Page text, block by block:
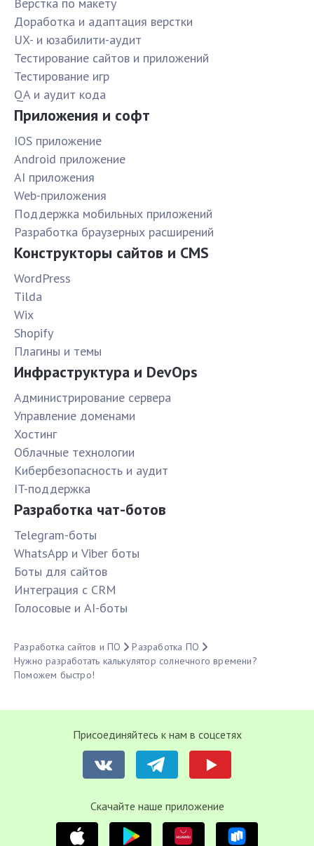
Верстка по макету
Доработка и адаптация верстки
UX- и юзабилити-аудит
Тестирование сайтов и приложений
Тестирование игр
QA и аудит кода
Приложения и софт
IOS приложение
Android приложение
AI приложения
Web-приложения
Поддержка мобильных приложений
Разработка браузерных расширений
Конструкторы сайтов и CMS
WordPress
Tilda
Wix
Shopify
Плагины и темы
Инфраструктура и DevOps
Администрирование сервера
Управление доменами
Хостинг
Облачные технологии
Кибербезопасность и аудит
IT-поддержка
Разработка чат-ботов
Telegram-боты
WhatsApp и Viber боты
Боты для сайтов
Интеграция с CRM
Голосовые и AI-боты
Разработка сайтов и ПО
Разработка ПО
Нужно разработать калькулятор солнечного времени?
Поможем быстро!
Присоединяйтесь к нам в соцсетях
Cкачайте наше приложение